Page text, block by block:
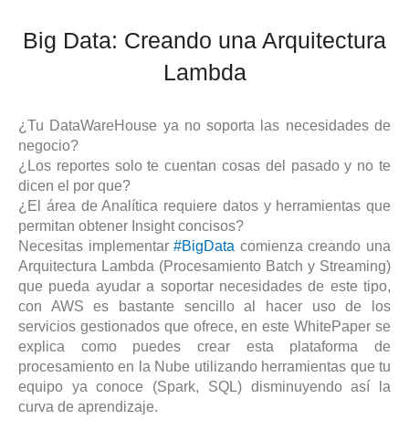
Big Data: Creando una Arquitectura
Lambda
¿Tu DataWareHouse ya no soporta las necesidades de
negocio?
¿Los reportes solo te cuentan cosas del pasado y no te
dicen el por que?
¿El área de Analítica requiere datos y herramientas que
permitan obtener Insight concisos?
Necesitas implementar#BigData comienza creando una
Arquitectura Lambda (Procesamiento Batch y Streaming)
que pueda ayudar a soportar necesidades de este tipo,
con AWS es bastante sencillo al hacer uso de los
servicios gestionados que ofrece, en este WhitePaper se
explica como puedes crear esta plataforma de
procesamiento en la Nube utilizando herramientas que tu
equipo ya conoce (Spark, SQL) disminuyendo así la
curva de aprendizaje.